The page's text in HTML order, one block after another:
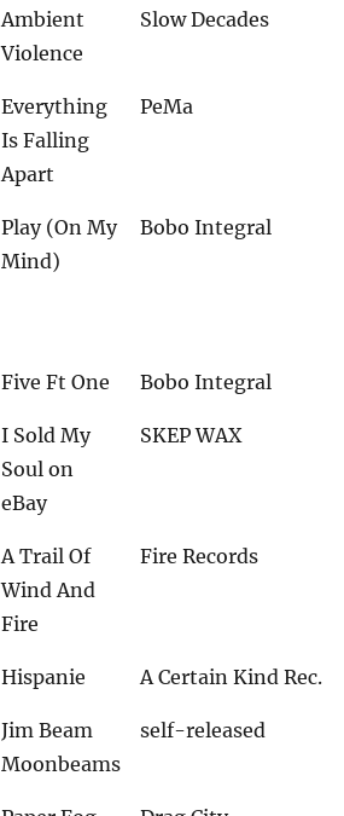
Ambient
Violence
Slow Decades
Everything
Is Falling
Apart
PeMa
Play (On My
Mind)
Bobo Integral
Five Ft One Bobo Integral
I Sold My
Soul on
eBay
SKEP WAX
A Trail Of
Wind And
Fire
Fire Records
Hispanie A Certain Kind Rec.
Jim Beam
Moonbeams
self-released